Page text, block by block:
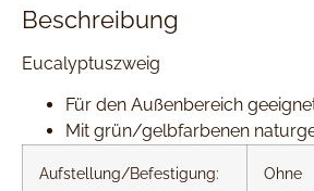
Beschreibung
Eucalyptuszweig
Für den Außenbereich
Mit grün/gelbfarbenen
Aufstellung/Befestigung: Ohne